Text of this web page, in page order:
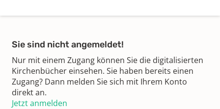
Sie sind nicht angemeldet!
Nur mit einem Zugang können Sie die digitalisierten
Kirchenbücher einsehen. Sie haben bereits einen
Zugang? Dann melden Sie sich mit Ihrem Konto
direkt an.
Jetzt anmelden